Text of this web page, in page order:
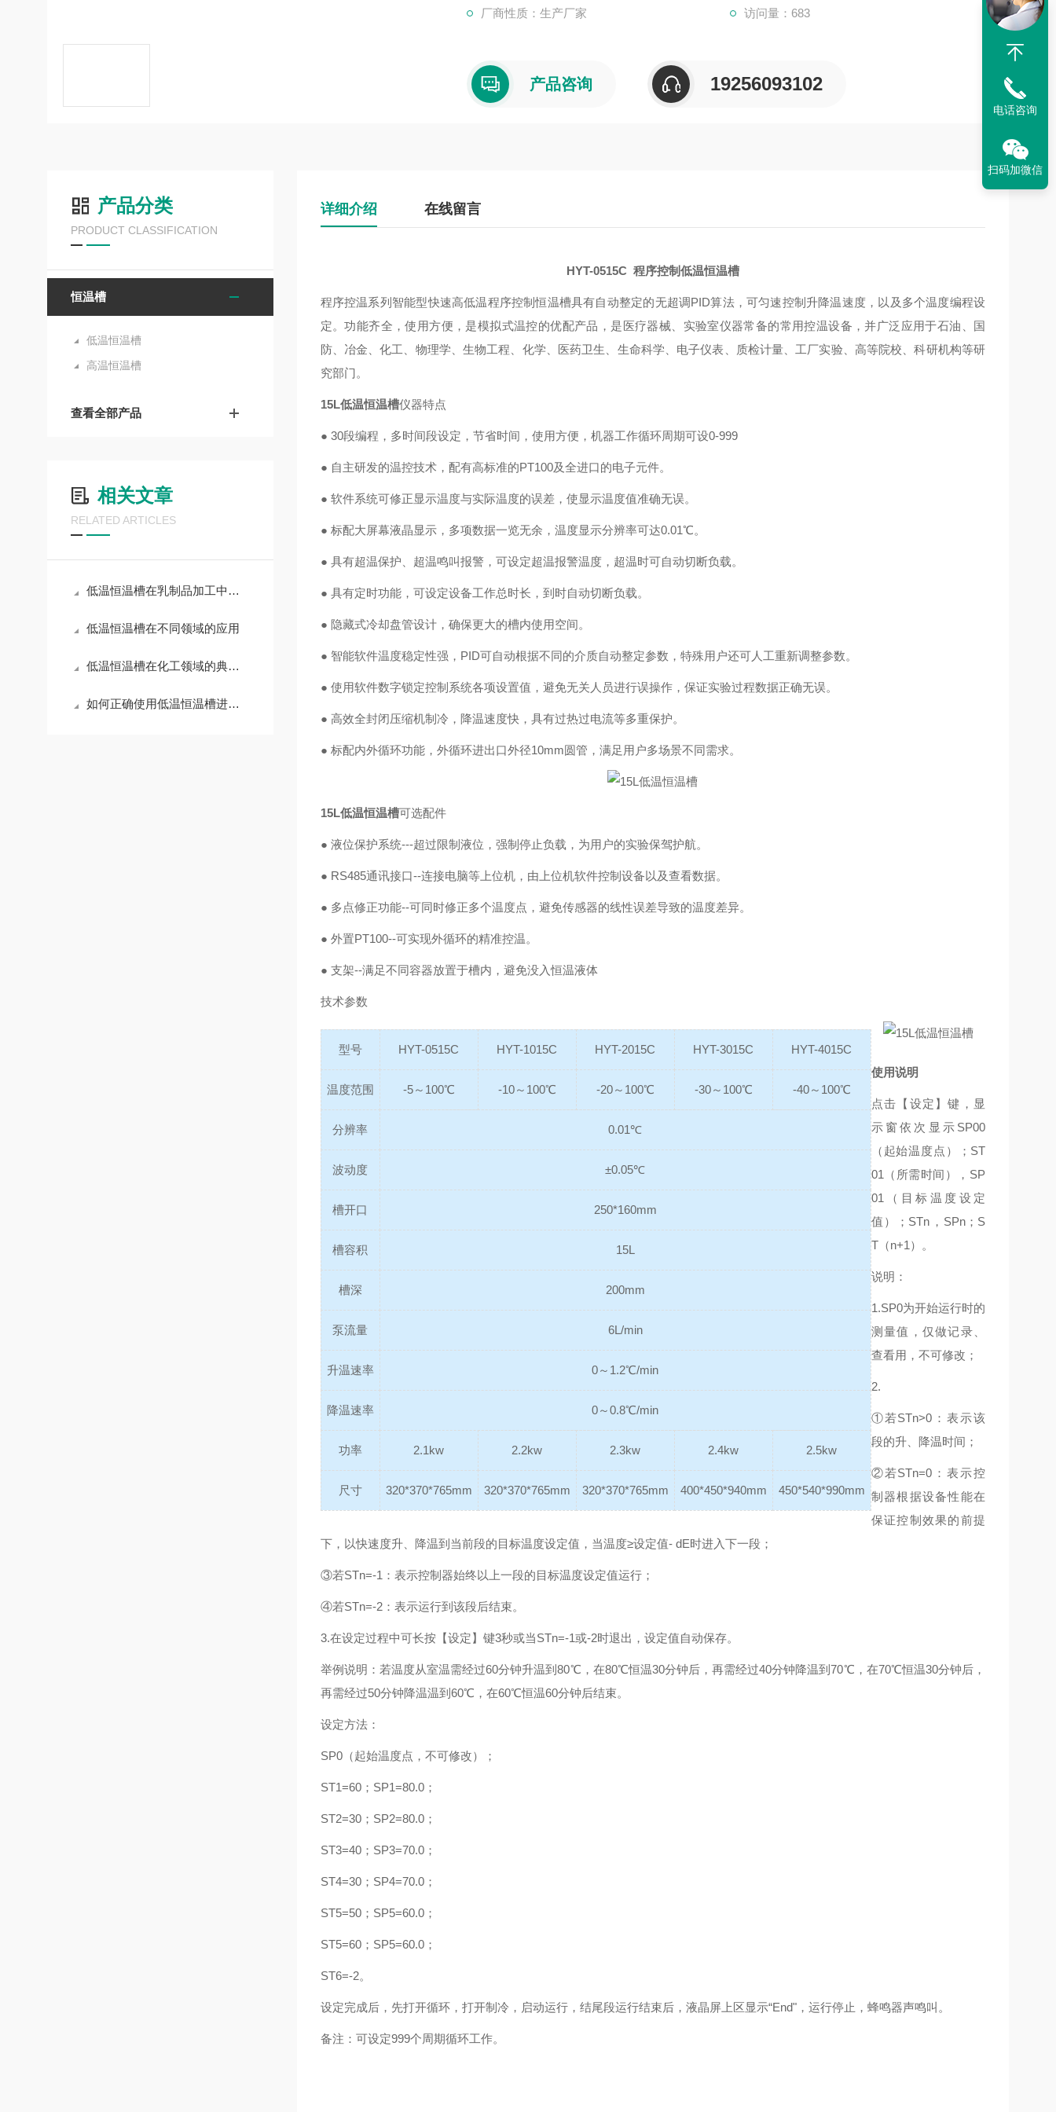
厂商性质：生产厂家 访问量：683
产品咨询 19256093102
产品分类
PRODUCT CLASSIFICATION
恒温槽
低温恒温槽
高温恒温槽
查看全部产品
相关文章
RELATED ARTICLES
低温恒温槽在乳制品加工中的应用
低温恒温槽在不同领域的应用
低温恒温槽在化工领域的典型应用场景
如何正确使用低温恒温槽进行实验
详细介绍 在线留言
HYT-0515C 程序控制低温恒温槽
程序控温系列智能型快速高低温程序控制恒温槽具有自动整定的无超调PID算法，可匀速控制升降温速度，以及多个温度编程设
定。功能齐全，使用方便，是模拟式温控的优配产品，是医疗器械、实验室仪器常备的常用控温设备，并广泛应用于石油、国
防、冶金、化工、物理学、生物工程、化学、医药卫生、生命科学、电子仪表、质检计量、工厂实验、高等院校、科研机构等研
究部门。
15L低温恒温槽仪器特点
● 30段编程，多时间段设定，节省时间，使用方便，机器工作循环周期可设0-999
● 自主研发的温控技术，配有高标准的PT100及全进口的电子元件。
● 软件系统可修正显示温度与实际温度的误差，使显示温度值准确无误。
● 标配大屏幕液晶显示，多项数据一览无余，温度显示分辨率可达0.01℃。
● 具有超温保护、超温鸣叫报警，可设定超温报警温度，超温时可自动切断负载。
● 具有定时功能，可设定设备工作总时长，到时自动切断负载。
● 隐藏式冷却盘管设计，确保更大的槽内使用空间。
● 智能软件温度稳定性强，PID可自动根据不同的介质自动整定参数，特殊用户还可人工重新调整参数。
● 使用软件数字锁定控制系统各项设置值，避免无关人员进行误操作，保证实验过程数据正确无误。
● 高效全封闭压缩机制冷，降温速度快，具有过热过电流等多重保护。
● 标配内外循环功能，外循环进出口外径10mm圆管，满足用户多场景不同需求。
15L低温恒温槽可选配件
● 液位保护系统---超过限制液位，强制停止负载，为用户的实验保驾护航。
● RS485通讯接口--连接电脑等上位机，由上位机软件控制设备以及查看数据。
● 多点修正功能--可同时修正多个温度点，避免传感器的线性误差导致的温度差异。
● 外置PT100--可实现外循环的精准控温。
● 支架--满足不同容器放置于槽内，避免没入恒温液体
技术参数
型号 HYT-0515C HYT-1015C HYT-2015C HYT-3015C HYT-4015C
温度范围 -5～100℃ -10～100℃ -20～100℃ -30～100℃ -40～100℃
分辨率 0.01℃
波动度 ±0.05℃
槽开口 250*160mm
槽容积 15L
槽深 200mm
泵流量 6L/min
升温速率 0～1.2℃/min
降温速率 0～0.8℃/min
功率 2.1kw 2.2kw 2.3kw 2.4kw 2.5kw
尺寸 320*370*765mm 320*370*765mm 320*370*765mm 400*450*940mm 450*540*990mm
使用说明
点击【设定】键，显
示窗依次显示SP00
（起始温度点）；ST
01（所需时间），SP
01（目标温度设定
值）；STn，SPn；S
T（n+1）。
说明：
1.SP0为开始运行时的
测量值，仅做记录、
查看用，不可修改；
2.
①若STn>0：表示该
段的升、降温时间；
②若STn=0：表示控
制器根据设备性能在
保证控制效果的前提
下，以快速度升、降温到当前段的目标温度设定值，当温度≥设定值- dE时进入下一段；
③若STn=-1：表示控制器始终以上一段的目标温度设定值运行；
④若STn=-2：表示运行到该段后结束。
3.在设定过程中可长按【设定】键3秒或当STn=-1或-2时退出，设定值自动保存。
举例说明：若温度从室温需经过60分钟升温到80℃，在80℃恒温30分钟后，再需经过40分钟降温到70℃，在70℃恒温30分钟后，
再需经过50分钟降温温到60℃，在60℃恒温60分钟后结束。
设定方法：
SP0（起始温度点，不可修改）；
ST1=60；SP1=80.0；
ST2=30；SP2=80.0；
ST3=40；SP3=70.0；
ST4=30；SP4=70.0；
ST5=50；SP5=60.0；
ST5=60；SP5=60.0；
ST6=-2。
设定完成后，先打开循环，打开制冷，启动运行，结尾段运行结束后，液晶屏上区显示“End"，运行停止，蜂鸣器声鸣叫。
备注：可设定999个周期循环工作。
电话咨询
扫码加微信